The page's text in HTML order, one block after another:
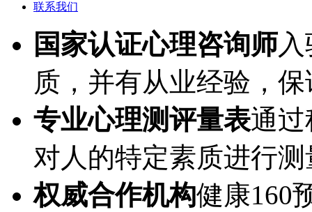
联系我们
国家认证心理咨询师
质，并有从业经验，
专业心理测评量表通
对人的特定素质进行
权威合作机构健康160